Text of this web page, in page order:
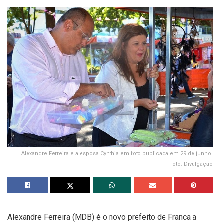
Alexandre Ferreira e a esposa Cynthia em foto publicada em 29 de junho.
Foto: Divulgação
Alexandre Ferreira (MDB) é o novo prefeito de Franca a